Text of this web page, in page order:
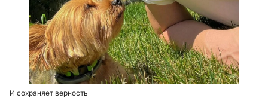
И сохраняет верность